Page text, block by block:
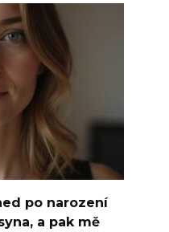
po narození
a pak mě